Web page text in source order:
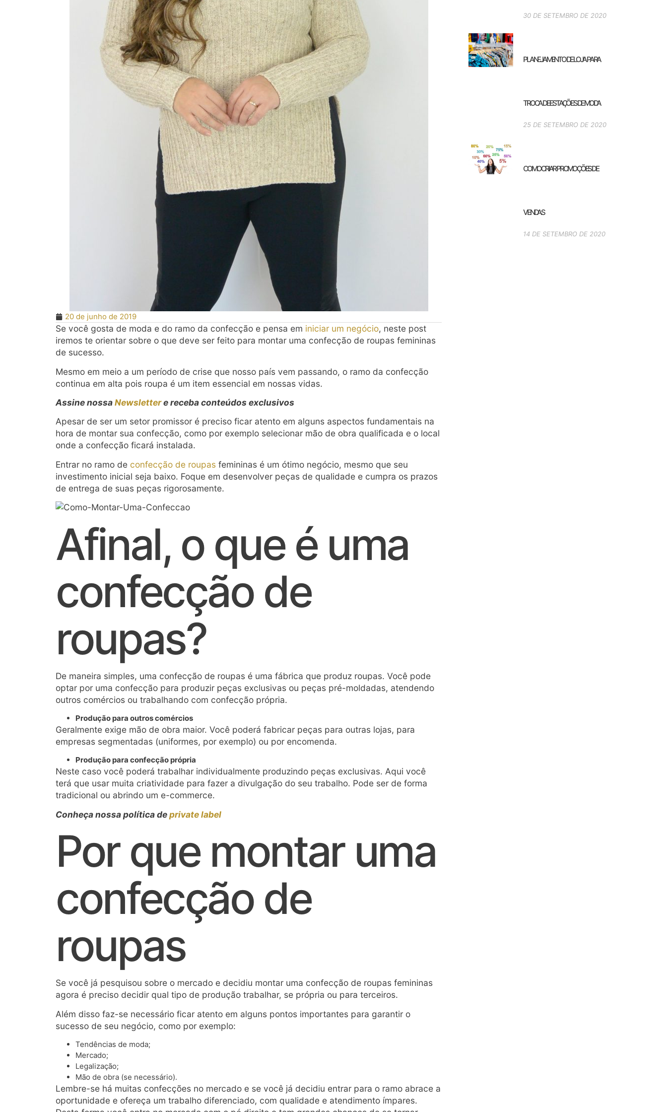
20 de junho de 2019
Se você gosta de moda e do ramo da confecção e pensa em iniciar um negócio, neste post
iremos te orientar sobre o que deve ser feito para montar uma confecção de roupas femininas
de sucesso.
Mesmo em meio a um período de crise que nosso país vem passando, o ramo da confecção
continua em alta pois roupa é um item essencial em nossas vidas.
Assine nossaNewslettere receba conteúdos exclusivos
Apesar de ser um setor promissor é preciso ficar atento em alguns aspectos fundamentais na
hora de montar sua confecção, como por exemplo selecionar mão de obra qualificada e o local
onde a confecção ficará instalada.
Entrar no ramo de confecção de roupas femininas é um ótimo negócio, mesmo que seu
investimento inicial seja baixo. Foque em desenvolver peças de qualidade e cumpra os prazos
de entrega de suas peças rigorosamente.
Afinal, o que é uma
confecção de
roupas?
De maneira simples, uma confecção de roupas é uma fábrica que produz roupas. Você pode
optar por uma confecção para produzir peças exclusivas ou peças pré-moldadas, atendendo
outros comércios ou trabalhando com confecção própria.
Produção para outros comércios
Geralmente exige mão de obra maior. Você poderá fabricar peças para outras lojas, para
empresas segmentadas (uniformes, por exemplo) ou por encomenda.
Produção para confecção própria
Neste caso você poderá trabalhar individualmente produzindo peças exclusivas. Aqui você
terá que usar muita criatividade para fazer a divulgação do seu trabalho. Pode ser de forma
tradicional ou abrindo um e-commerce.
Conheça nossa política deprivate label
Por que montar uma
confecção de
roupas
Se você já pesquisou sobre o mercado e decidiu montar uma confecção de roupas femininas
agora é preciso decidir qual tipo de produção trabalhar, se própria ou para terceiros.
Além disso faz-se necessário ficar atento em alguns pontos importantes para garantir o
sucesso de seu negócio, como por exemplo:
Tendências de moda;
Mercado;
Legalização;
Mão de obra (se necessário).
Lembre-se há muitas confecções no mercado e se você já decidiu entrar para o ramo abrace a
oportunidade e ofereça um trabalho diferenciado, com qualidade e atendimento ímpares.
30 DE SETEMBRO DE 2020
PLANEJAMENTO DE LOJA PARA
TROCA DE ESTAÇÕES DE MODA
25 DE SETEMBRO DE 2020
COMO CRIAR PROMOÇÕES DE
VENDAS
14 DE SETEMBRO DE 2020